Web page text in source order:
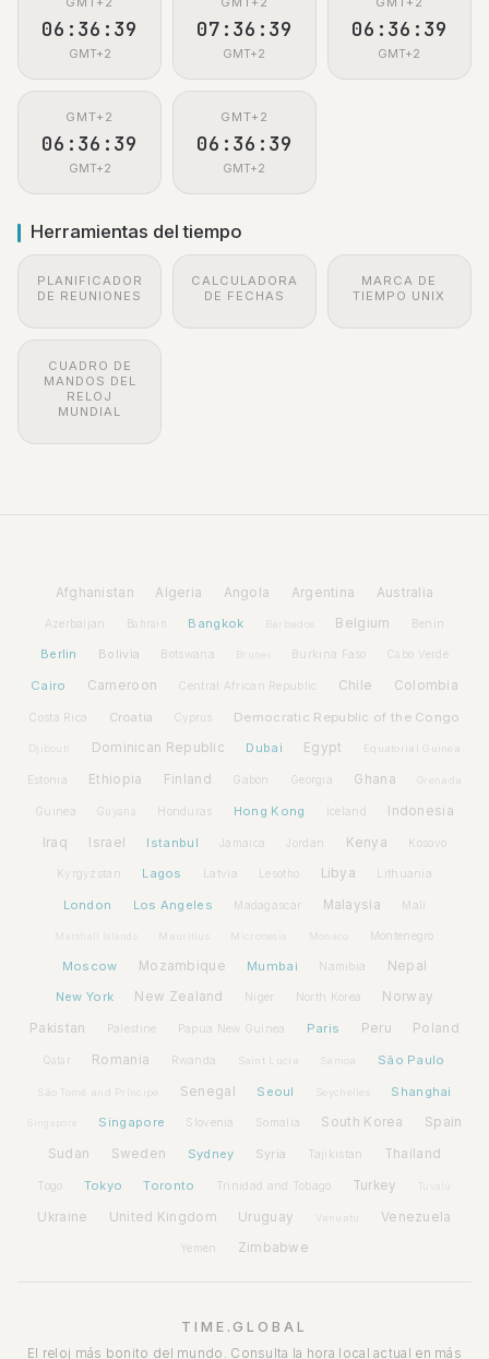
06:36:40
GMT+2
07:36:40
GMT+2
06:36:40
GMT+2
GMT+2
06:36:40
GMT+2
GMT+2
06:36:40
GMT+2
Herramientas del tiempo
PLANIFICADOR
DE REUNIONES
CALCULADORA
DE FECHAS
MARCA DE
TIEMPO UNIX
CUADRO DE
MANDOS DEL
RELOJ
MUNDIAL
Afghanistan Algeria Angola Argentina Australia
Azerbaijan Bahrain Bangkok Barbados Belgium Benin
Berlin Bolivia Botswana Brunei Burkina Faso Cabo Verde
Cairo Cameroon Central African Republic Chile Colombia
Costa Rica Croatia Cyprus Democratic Republic of the Congo
Djibouti Dominican Republic Dubai Egypt Equatorial Guinea
Estonia Ethiopia Finland Gabon Georgia Ghana Grenada
Guinea Guyana Honduras Hong Kong Iceland Indonesia
Iraq Israel Istanbul Jamaica Jordan Kenya Kosovo
Kyrgyzstan Lagos Latvia Lesotho Libya Lithuania
London Los Angeles Madagascar Malaysia Mali
Mauritius Micronesia Monaco Montenegro
Moscow Mozambique Mumbai Namibia Nepal
New York New Zealand Niger North Korea Norway
Pakistan Palestine Papua New Guinea Paris Peru Poland
Qatar Romania Rwanda Saint Lucia Samoa São Paulo
São Tomé and Príncipe Senegal Seoul Seychelles Shanghai
Singapore Slovenia Somalia South Korea Spain
Sudan Sweden Sydney Syria Tajikistan Thailand
Togo Tokyo Toronto Trinidad and Tobago Turkey Tuvalu
Ukraine United Kingdom Uruguay Vanuatu Venezuela
Yemen Zimbabwe
TIME.GLOBAL
El reloj más bonito del mundo. Consulta la hora local actual en más